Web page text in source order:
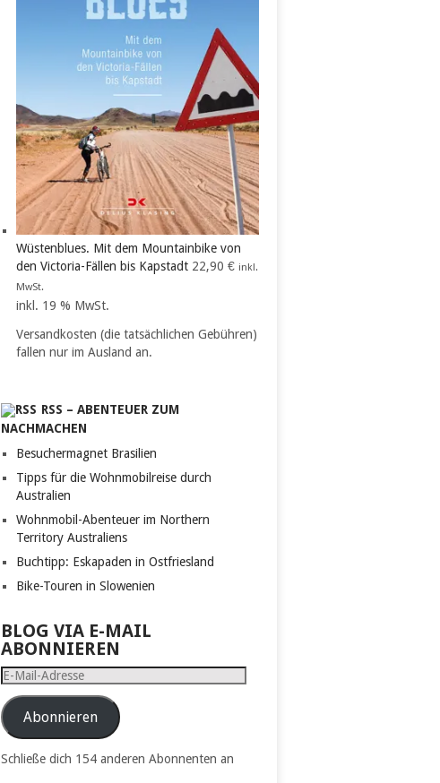
Wüstenblues. Mit dem Mountainbike von
den Victoria-Fällen bis Kapstadt 22,90€ inkl.
MwSt.
inkl. 19 % MwSt.
Versandkosten (die tatsächlichen Gebühren)
fallen nur im Ausland an.
RSS – ABENTEUER ZUM
NACHMACHEN
Besuchermagnet Brasilien
Tipps für die Wohnmobilreise durch
Australien
Wohnmobil-Abenteuer im Northern
Territory Australiens
Buchtipp: Eskapaden in Ostfriesland
Bike-Touren in Slowenien
BLOG VIA E-MAIL
ABONNIEREN
E-
Mail-
AdresseAbonnieren
Schließe dich 154 anderen Abonnenten an